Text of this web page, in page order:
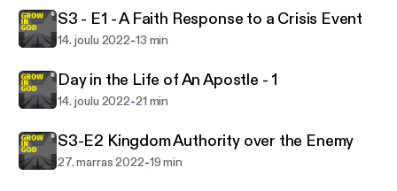
S3 - E1 - A Faith Response to a Crisis Event
14. joulu 2022-13 min
Day in the Life of An Apostle - 1
14. joulu 2022-21 min
S3-E2 Kingdom Authority over the Enemy
27. marras 2022-19 min